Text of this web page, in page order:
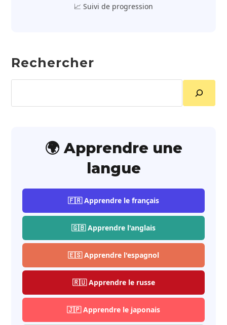
📈 Suivi de progression
Rechercher
🌍 Apprendre une
langue
🇫🇷 Apprendre le français
🇬🇧 Apprendre l'anglais
🇪🇸 Apprendre l'espagnol
🇷🇺 Apprendre le russe
🇯🇵 Apprendre le japonais